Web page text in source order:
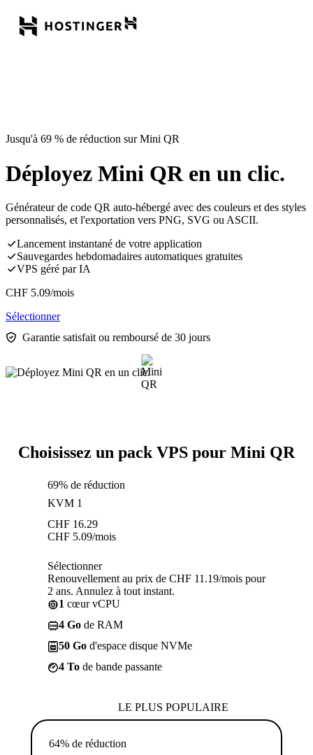
Jusqu'à 69 % de réduction sur Mini QR
Déployez Mini QR en un clic.
Générateur de code QR auto-hébergé avec des couleurs et des styles
personnalisés, et l'exportation vers PNG, SVG ou ASCII.
Lancement instantané de votre application
Sauvegardes hebdomadaires automatiques gratuites
VPS géré par IA
CHF 5.09/mois
Sélectionner
Garantie satisfait ou remboursé de 30 jours
Choisissez un pack VPS pour Mini QR
69% de réduction
KVM 1
CHF 16.29
CHF 5.09/mois
Sélectionner
Renouvellement au prix de CHF 11.19/mois pour
2 ans. Annulez à tout instant.
1 cœur vCPU
4 Go de RAM
50 Go d'espace disque NVMe
4 To de bande passante
LE PLUS POPULAIRE
64% de réduction